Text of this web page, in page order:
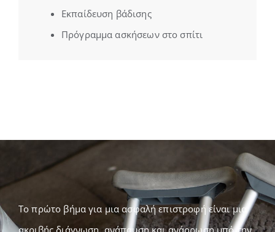
Εκπαίδευση βάδισης
Πρόγραμμα ασκήσεων στο σπίτι
Το πρώτο βήμα για μια ασφαλή επιστροφή είναι μια
ακριβής διάγνωση, ανάπαυση και ανάρρωση υπό την